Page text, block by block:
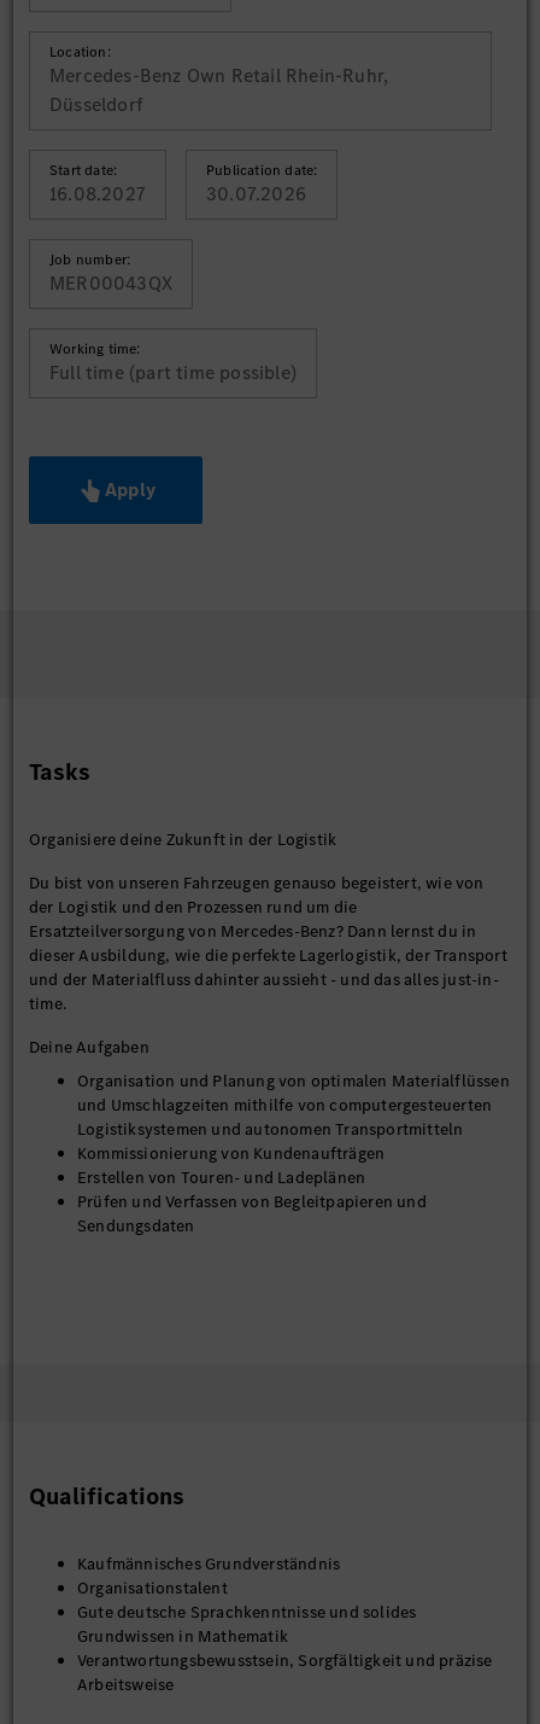
Location:
Mercedes-Benz Own Retail Rhein-Ruhr,
Düsseldorf
Start date:
16.08.2027
Publication date:
30.07.2026
Job number:
MER00043QX
Working time:
Full time (part time possible)
Apply
Tasks
Organisiere deine Zukunft in der Logistik
Du bist von unseren Fahrzeugen genauso begeistert, wie von
der Logistik und den Prozessen rund um die
Ersatzteilversorgung von Mercedes-Benz? Dann lernst du in
dieser Ausbildung, wie die perfekte Lagerlogistik, der Transport
und der Materialfluss dahinter aussieht - und das alles just-in-
time.
Deine Aufgaben
Organisation und Planung von optimalen Materialflüssen
und Umschlagzeiten mithilfe von computergesteuerten
Logistiksystemen und autonomen Transportmitteln
Kommissionierung von Kundenaufträgen
Erstellen von Touren- und Ladeplänen
Prüfen und Verfassen von Begleitpapieren und
Sendungsdaten
Qualifications
Kaufmännisches Grundverständnis
Organisationstalent
Gute deutsche Sprachkenntnisse und solides
Grundwissen in Mathematik
Verantwortungsbewusstsein, Sorgfältigkeit und präzise
Arbeitsweise